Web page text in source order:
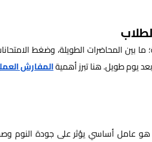
ما بين المحاضرات الطويلة، وضغط
يوم طويل. هنا تبرز أهميةالمفارش
أساسي يؤثر على جودة النوم وصحة